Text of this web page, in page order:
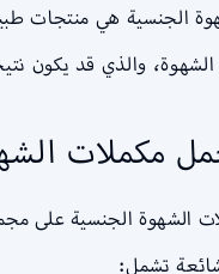
الجنسية هي منتجات
والذي قد يكون
مكملات
الشهوة الجنسية على
تشمل: